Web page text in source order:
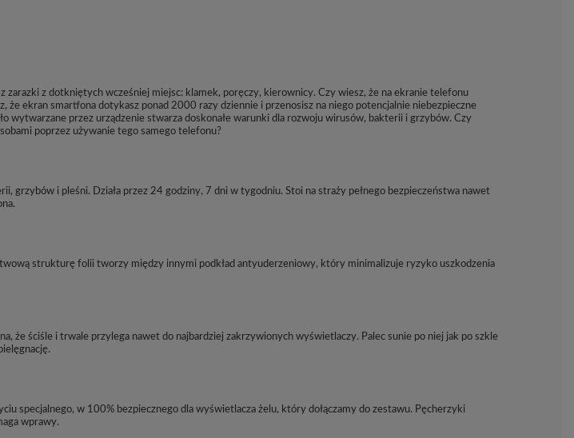
zarazki z dotkniętych wcześniej miejsc: klamek, poręczy, kierownicy. Czy wiesz, że na ekranie telefonu
ekran smartfona dotykasz ponad 2000 razy dziennie i przenosisz na niego potencjalnie niebezpieczne
wytwarzane przez urządzenie stwarza doskonałe warunki dla rozwoju wirusów, bakterii i grzybów. Czy
poprzez używanie tego samego telefonu?
grzybów i pleśni. Działa przez 24 godziny, 7 dni w tygodniu. Stoi na straży pełnego bezpieczeństwa nawet
strukturę folii tworzy między innymi podkład antyuderzeniowy, który minimalizuje ryzyko uszkodzenia
że ściśle i trwale przylega nawet do najbardziej zakrzywionych wyświetlaczy. Palec sunie po niej jak po szkle
specjalnego, w 100% bezpiecznego dla wyświetlacza żelu, który dołączamy do zestawu. Pęcherzyki
wprawy.